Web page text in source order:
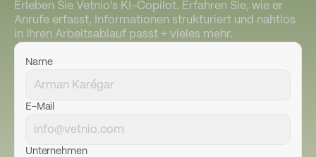
Erleben Sie Vetnio's KI-Copilot. Erfahren Sie, wie er
Anrufe erfasst, Informationen strukturiert und nahtlos
in Ihren Arbeitsablauf passt + vieles mehr.
Name
E-Mail
Unternehmen